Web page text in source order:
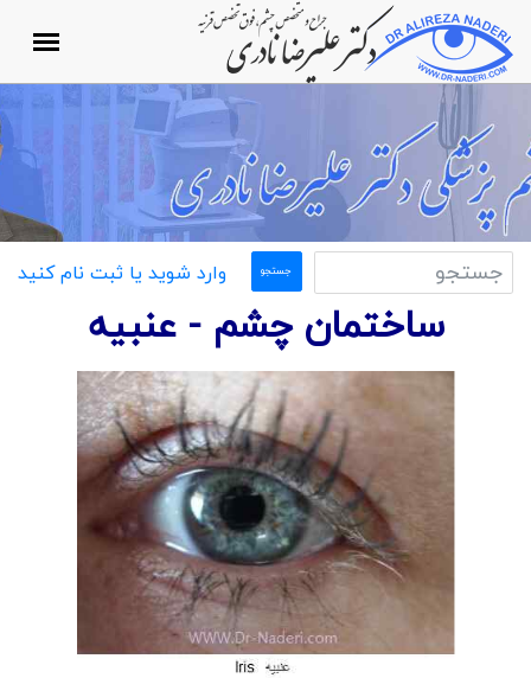
وارد شوید یا ثبت نام کنید
ساختمان چشم - عنبیه